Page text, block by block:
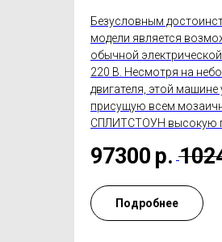
Безусловным
модели является
обычной
220 В. Несмотря на
двигателя, этой
присущую всем
СПЛИТСТОУН высокую
97300 р.
Подробнее